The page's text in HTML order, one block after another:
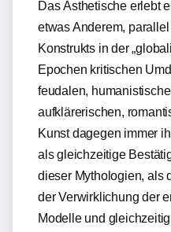
Das Ästhetische erlebt
etwas Anderem,
Konstrukts in der
Epochen kritischen
feudalen,
aufklärerischen,
Kunst dagegen immer
als gleichzeitige
dieser Mythologien, als
der Verwirklichung der
Modelle und